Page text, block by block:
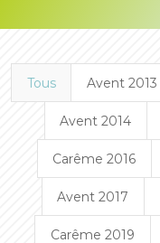
Tous Avent 2013
Avent 2014
Carême 2016
Avent 2017
Carême 2019